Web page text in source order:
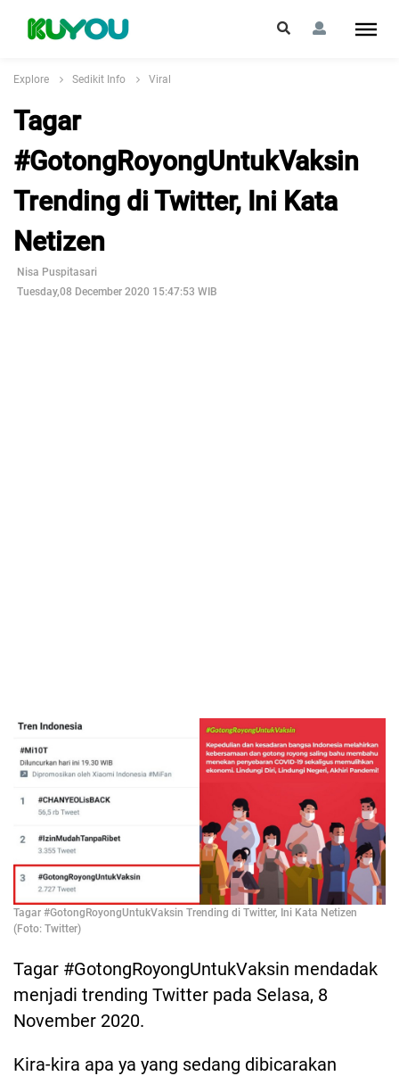
Explore Sedikit Info Viral
Tagar
#GotongRoyongUntukVaksin
Trending di Twitter, Ini Kata
Netizen
Nisa Puspitasari
Tuesday,08 December 2020 15:47:53 WIB
Tagar #GotongRoyongUntukVaksin Trending di Twitter, Ini Kata Netizen
(Foto: Twitter)
Tagar #GotongRoyongUntukVaksin mendadak
menjadi trending Twitter pada Selasa, 8
November 2020.
Kira-kira apa ya yang sedang dibicarakan